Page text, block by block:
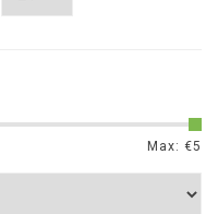
Max: €5